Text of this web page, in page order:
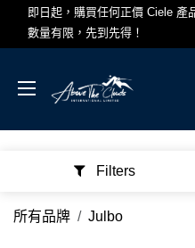
跳至內容即日起，購買任何正價 Ciele 產
數量有限，先到先得！
Filters
所有品牌 Julbo